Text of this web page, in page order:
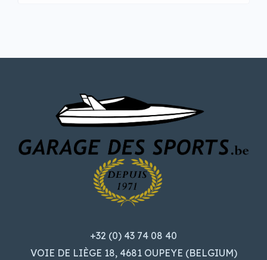
BATTERIES TABLE DE COCKPIT TEAK BOITIER
+32 (0) 43 74 08 40
VOIE DE LIÈGE 18, 4681 OUPEYE (BELGIUM)